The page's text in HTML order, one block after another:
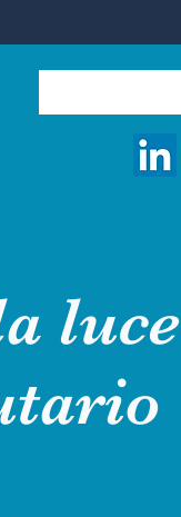
luce